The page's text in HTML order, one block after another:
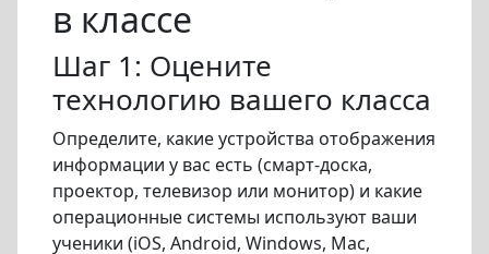
в классе
Шаг 1: Оцените
технологию вашего класса
Определите, какие устройства отображения
информации у вас есть (смарт-доска,
проектор, телевизор или монитор) и какие
операционные системы используют ваши
ученики (iOS, Android, Windows, Mac,